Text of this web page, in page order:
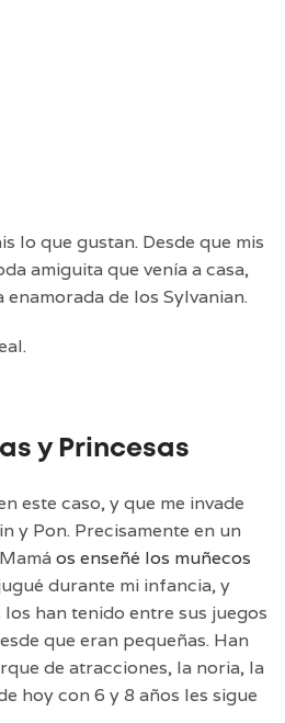
lo que gustan. Desde que mis
amiguita que venía a casa,
de los Sylvanian.
y Princesas
este caso, y que me invade
y Pon. Precisamente en un
os enseñé los muñecos
durante mi infancia, y
han tenido entre sus juegos
que eran pequeñas. Han
de atracciones, la noria, la
hoy con 6 y 8 años les sigue